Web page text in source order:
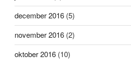
december 2016 (5)
november 2016 (2)
oktober 2016 (10)